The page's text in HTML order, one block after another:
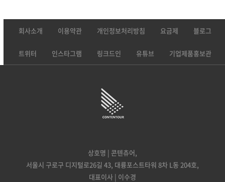
회사소개 이용약관 개인정보처리방침 요금제 블로그
트위터 인스타그램 링크드인 유튜브 기업제품홍보관
상호명 | 콘텐츄어,
서울시 구로구 디지털로26길 43, 대륭포스트타워 8차 L동 204호,
대표이사 | 이수경